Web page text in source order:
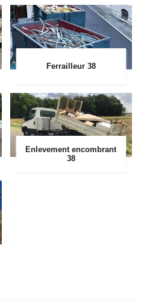
Ferrailleur 38
Enlevement encombrant
38